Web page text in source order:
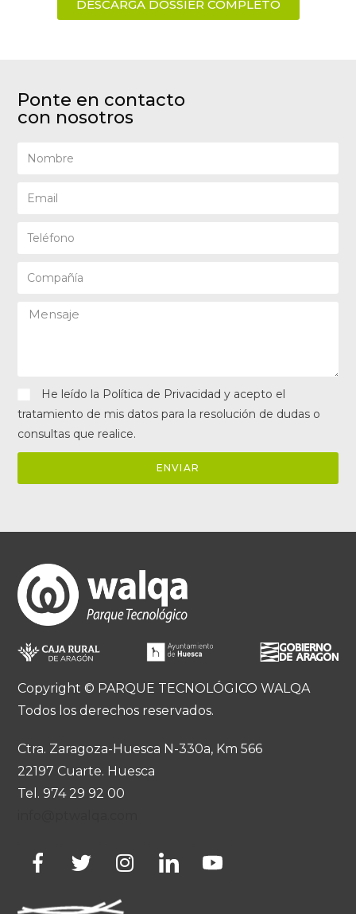
DESCARGA DOSSIER COMPLETO
Ponte en contacto
con nosotros
He leído la Política de Privacidad y acepto el
tratamiento de mis datos para la resolución de dudas o
consultas que realice.
ENVIAR
Copyright © PARQUE TECNOLÓGICO WALQA
Todos los derechos reservados.
Ctra. Zaragoza-Huesca N-330a, Km 566
22197 Cuarte. Huesca
Tel. 974 29 92 00